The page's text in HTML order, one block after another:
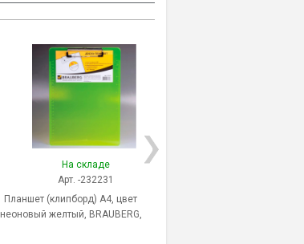
На складе
Арт. -232231
Планшет (клипборд) A4, цвет
неоновый желтый, BRAUBERG,